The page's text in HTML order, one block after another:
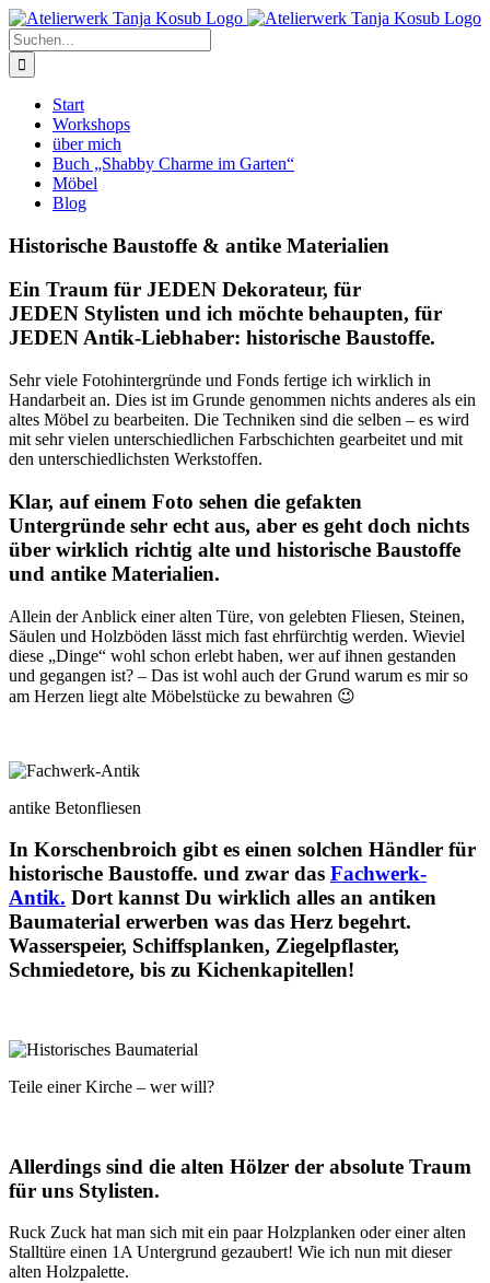
Zum
Inhalt
springen
Suche
nach:
Start
Workshops
über mich
Buch „Shabby Charme im Garten“
Möbel
Blog
Historische Baustoffe & antike Materialien
Ein Traum für JEDEN Dekorateur, für
JEDEN Stylisten und ich möchte behaupten, für
JEDEN Antik-Liebhaber: historische Baustoffe.
Sehr viele Fotohintergründe und Fonds fertige ich wirklich in
Handarbeit an. Dies ist im Grunde genommen nichts anderes als ein
altes Möbel zu bearbeiten. Die Techniken sind die selben – es wird
mit sehr vielen unterschiedlichen Farbschichten gearbeitet und mit
den unterschiedlichsten Werkstoffen.
Klar, auf einem Foto sehen die gefakten
Untergründe sehr echt aus, aber es geht doch nichts
über wirklich richtig alte und historische Baustoffe
und antike Materialien.
Allein der Anblick einer alten Türe, von gelebten Fliesen, Steinen,
Säulen und Holzböden lässt mich fast ehrfürchtig werden. Wieviel
diese „Dinge“ wohl schon erlebt haben, wer auf ihnen gestanden
und gegangen ist? – Das ist wohl auch der Grund warum es mir so
am Herzen liegt alte Möbelstücke zu bewahren 😉
antike Betonfliesen
In Korschenbroich gibt es einen solchen Händler für
historische Baustoffe. und zwar das Fachwerk-
Antik. Dort kannst Du wirklich alles an antiken
Baumaterial erwerben was das Herz begehrt.
Wasserspeier, Schiffsplanken, Ziegelpflaster,
Schmiedetore, bis zu Kichenkapitellen!
Teile einer Kirche – wer will?
Allerdings sind die alten Hölzer der absolute Traum
für uns Stylisten.
Ruck Zuck hat man sich mit ein paar Holzplanken oder einer alten
Stalltüre einen 1A Untergrund gezaubert! Wie ich nun mit dieser
alten Holzpalette.